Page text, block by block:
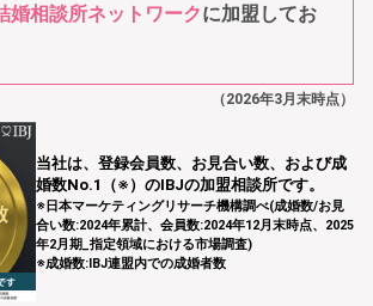
婚相談所ネットワークに加盟してお
（2026年3月末時点）
当社は、登録会員数、お⾒合い数、および成
婚数No.1（※）のIBJの加盟相談所です。
※⽇本マーケティングリサーチ機構調べ(成婚数/お⾒
合い数:2024年累計、会員数:2024年12⽉末時点、2025
年2⽉期_指定領域における市場調査)
※成婚数:IBJ連盟内での成婚者数